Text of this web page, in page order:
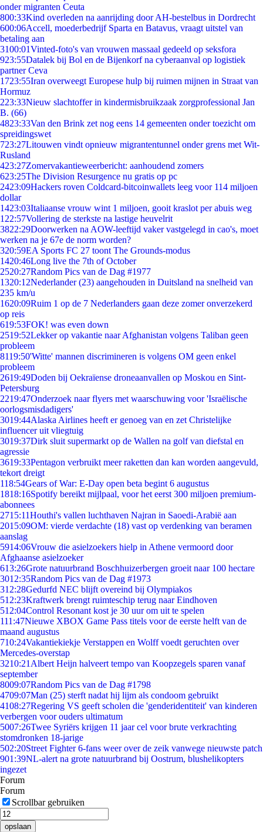
onder migranten Ceuta
800:33Kind overleden na aanrijding door AH-bestelbus in Dordrecht
600:06Accell, moederbedrijf Sparta en Batavus, vraagt uitstel van
betaling aan
3100:01Vinted-foto's van vrouwen massaal gedeeld op seksfora
923:55Datalek bij Bol en de Bijenkorf na cyberaanval op logistiek
partner Ceva
1723:55Iran overweegt Europese hulp bij ruimen mijnen in Straat van
Hormuz
223:33Nieuw slachtoffer in kindermisbruikzaak zorgprofessional Jan
B. (66)
4823:33Van den Brink zet nog eens 14 gemeenten onder toezicht om
spreidingswet
723:27Litouwen vindt opnieuw migrantentunnel onder grens met Wit-
Rusland
423:27Zomervakantieweerbericht: aanhoudend zomers
623:25The Division Resurgence nu gratis op pc
2423:09Hackers roven Coldcard-bitcoinwallets leeg voor 114 miljoen
dollar
1423:03Italiaanse vrouw wint 1 miljoen, gooit kraslot per abuis weg
1 22:57Vollering de sterkste na lastige heuvelrit
3822:29Doorwerken na AOW-leeftijd vaker vastgelegd in cao's, moet
werken na je 67e de norm worden?
320:59EA Sports FC 27 toont The Grounds-modus
1420:46Long live the 7th of October
2520:27Random Pics van de Dag #1977
1320:12Nederlander (23) aangehouden in Duitsland na snelheid van
235 km/u
1620:09Ruim 1 op de 7 Nederlanders gaan deze zomer onverzekerd
op reis
619:53FOK! was even down
2519:52Lekker op vakantie naar Afghanistan volgens Taliban geen
probleem
8119:50'Witte' mannen discrimineren is volgens OM geen enkel
probleem
2619:49Doden bij Oekraïense droneaanvallen op Moskou en Sint-
Petersburg
2219:47Onderzoek naar flyers met waarschuwing voor 'Israëlische
oorlogsmisdadigers'
3019:44Alaska Airlines heeft er genoeg van en zet Christelijke
influencer uit vliegtuig
3019:37Dirk sluit supermarkt op de Wallen na golf van diefstal en
agressie
3619:33Pentagon verbruikt meer raketten dan kan worden aangevuld,
tekort dreigt
118:54Gears of War: E-Day open beta begint 6 augustus
1818:16Spotify bereikt mijlpaal, voor het eerst 300 miljoen premium-
abonnees
2715:11Houthi's vallen luchthaven Najran in Saoedi-Arabië aan
2015:09OM: vierde verdachte (18) vast op verdenking van beramen
aanslag
5914:06Vrouw die asielzoekers hielp in Athene vermoord door
Afghaanse asielzoeker
613:26Grote natuurbrand Boschhuizerbergen groeit naar 100 hectare
3012:35Random Pics van de Dag #1973
312:28Gedurfd NEC blijft overeind bij Olympiakos
512:23Kraftwerk brengt ruimteschip terug naar Eindhoven
512:04Control Resonant kost je 30 uur om uit te spelen
111:47Nieuwe XBOX Game Pass titels voor de eerste helft van de
maand augustus
710:24Vakantiekiekje Verstappen en Wolff voedt geruchten over
Mercedes-overstap
3210:21 Albert Heijn halveert tempo van Koopzegels sparen vanaf
september
8009:07Random Pics van de Dag #1798
4709:07Man (25) sterft nadat hij lijm als condoom gebruikt
4108:27Regering VS geeft scholen die 'genderidentiteit' van kinderen
verbergen voor ouders ultimatum
5007:26Twee Syriërs krijgen 11 jaar cel voor brute verkrachting
stomdronken 18-jarige
502:20Street Fighter 6-fans weer over de zeik vanwege nieuwste patch
901:39NL-alert na grote natuurbrand bij Oostrum, blushelikopters
ingezet
Forum
Forum
Scrollbar gebruiken
opslaan